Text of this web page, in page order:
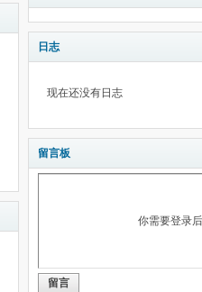
日志
现在还没有日志
留言板
你需要登录
留言